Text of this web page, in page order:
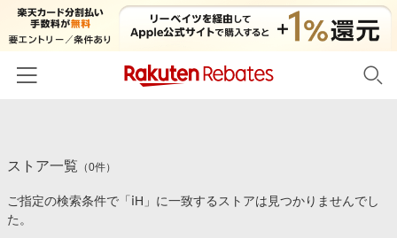
カテゴリー一覧
百貨店・総合ECモール
イベント一覧
ストア一覧 （0件）
ご指定の検索条件で「ⅰH」に一致するストアは見つかりませんでし
た。